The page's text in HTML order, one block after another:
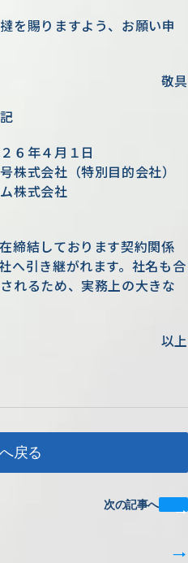
を賜りますよう、お願い申
敬具
記
６年４月１日
株式会社（特別目的会社）
株式会社
締結しております契約関係
へ引き継がれます。社名も合
れるため、実務上の大きな
以上
次の記事へ
戻る